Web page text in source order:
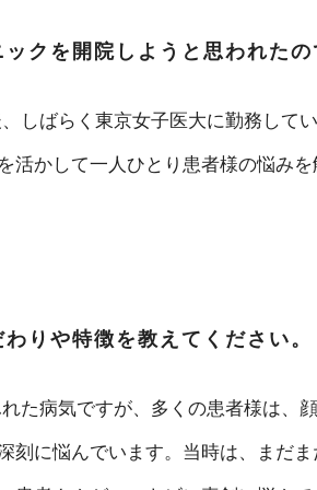
クを開院しようと思われたの
しばらく東京女子医大に勤務して
活かして一人ひとり患者様の悩み
りや特徴を教えてください。
た病気ですが、多くの患者様は、
刻に悩んでいます。当時は、まだ